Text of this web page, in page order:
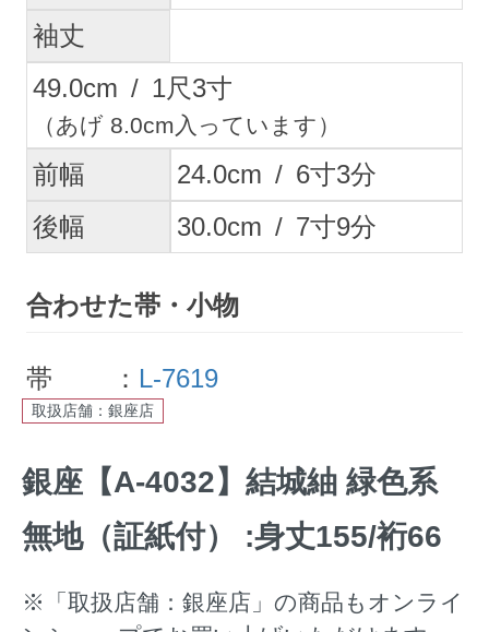
袖丈
49.0cm / 1尺3寸
（あげ 8.0cm入っています）
前幅 24.0cm / 6寸3分
後幅
30.0cm / 7寸9分
合わせた帯・小物
帯 ： L-7619
取扱店舗：銀座店
銀座【A-4032】結城紬 緑色系
無地（証紙付） :身丈155/裄66
※「取扱店舗：銀座店」の商品もオンライ